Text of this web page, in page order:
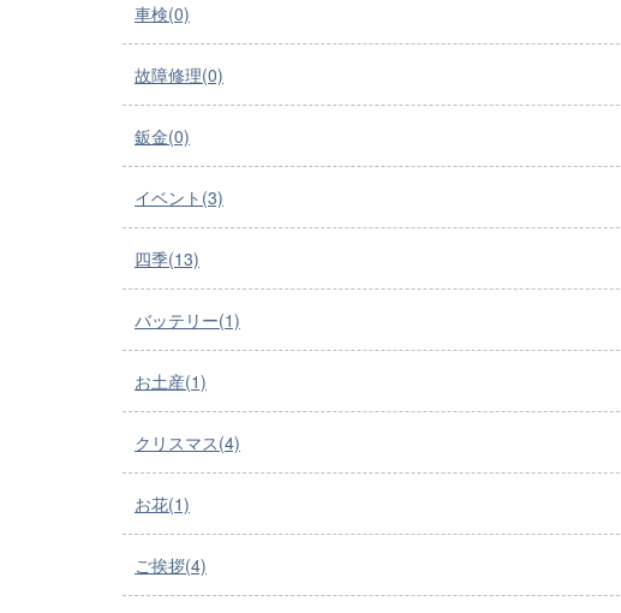
車検(0)
故障修理(0)
鈑金(0)
イベント(3)
四季(13)
バッテリー(1)
お土産(1)
クリスマス(4)
お花(1)
ご挨拶(4)